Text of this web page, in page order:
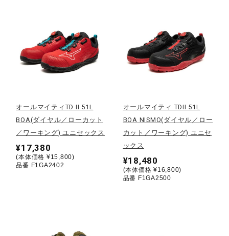
テニス／ソフトテニス
陸上競技
卓球
柔道
オールマイティTD II 51L
BOA(ダイヤル／ローカット
／ワーキング) ユニセックス
¥17,380
(本体価格 ¥15,800)
品番 F1GA2402
オールマイティ TDII 51L
BOA NISMO(ダイヤル／ロー
カット／ワーキング) ユニセ
ックス
¥18,480
(本体価格 ¥16,800)
品番 F1GA2500